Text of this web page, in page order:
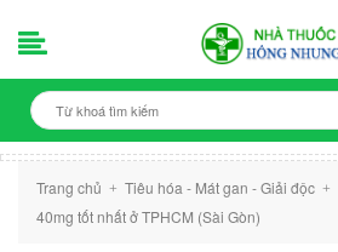
Trang chủ + Tiêu hóa - Mát gan - Giải độc +
40mg tốt nhất ở TPHCM (Sài Gòn)